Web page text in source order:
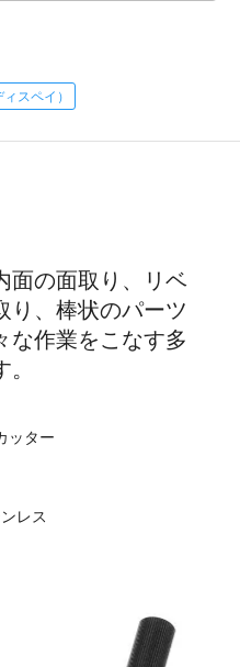
スペイ）
面の面取り、リベ
り、棒状のパーツ
な作業をこなす多
ッター
レス